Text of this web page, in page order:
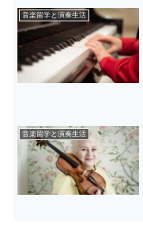
音楽留学と演奏生活
音楽留学と演奏生活